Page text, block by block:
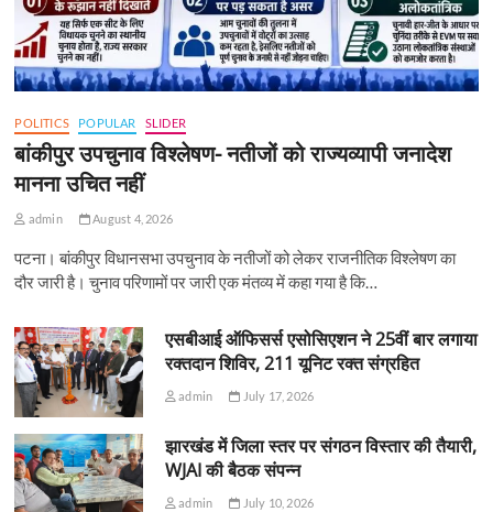
POLITICS POPULAR SLIDER
बांकीपुर उपचुनाव विश्लेषण- नतीजों को राज्यव्यापी जनादेश
मानना उचित नहीं
admin August 4, 2026
पटना। बांकीपुर विधानसभा उपचुनाव के नतीजों को लेकर राजनीतिक विश्लेषण का
दौर जारी है। चुनाव परिणामों पर जारी एक मंतव्य में कहा गया है कि…
एसबीआई ऑफिसर्स एसोसिएशन ने 25वीं बार लगाया
रक्तदान शिविर, 211 यूनिट रक्त संग्रहित
admin July 17, 2026
झारखंड में जिला स्तर पर संगठन विस्तार की तैयारी,
WJAI की बैठक संपन्न
admin July 10, 2026